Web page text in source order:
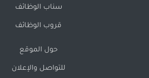
سناب الوظائف
قروب الوظائف
حول الموقع
للتواصل والإعلان